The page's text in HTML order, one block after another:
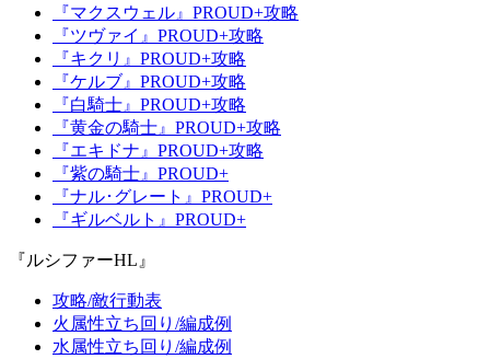
『マクスウェル』PROUD+攻略
『ツヴァイ』PROUD+攻略
『キクリ』PROUD+攻略
『ケルブ』PROUD+攻略
『白騎士』PROUD+攻略
『黄金の騎士』PROUD+攻略
『エキドナ』PROUD+攻略
『紫の騎士』PROUD+
『ナル･グレート』PROUD+
『ギルベルト』PROUD+
『ルシファーHL』
攻略/敵行動表
火属性立ち回り/編成例
水属性立ち回り/編成例